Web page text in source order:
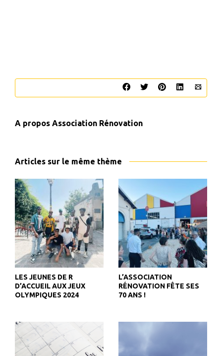
A propos Association Rénovation
Articles sur le même thème
LES JEUNES DE R
D’ACCUEIL AUX JEUX
OLYMPIQUES 2024
L’ASSOCIATION
RÉNOVATION FÊTE SES
70 ANS !